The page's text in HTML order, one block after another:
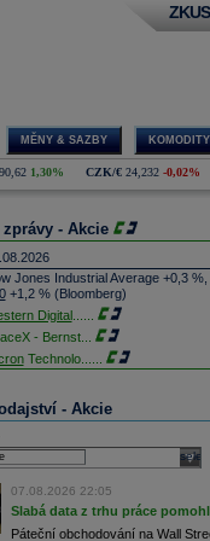
MĚNY & SAZBY
1,30% CZK/€ 24,232 -0,02%
zprávy - Akcie
Jones Industrial Average +0,3 %,
+1,2 % (Bloomberg)
Digital......
- Bernst...
Technolo......
obchodů s akciemi na
za poslední rok je 0,665 mld.
výroby balistických střel
dobu potrvá. Agentuře
Papperger. Společná výroba s
arzenál Spojeným státům,
- Akcie
select
07.08.2026 22:05
Slabá data z trhu práce
Páteční obchodování na Wall